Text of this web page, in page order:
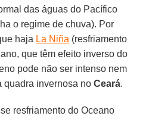
das águas do Pacífico
o regime de chuva). Por
haja La Niña (resfriamento
que têm efeito inverso do
pode não ser intenso nem
quadra invernosa noCeará.
resfriamento do Oceano